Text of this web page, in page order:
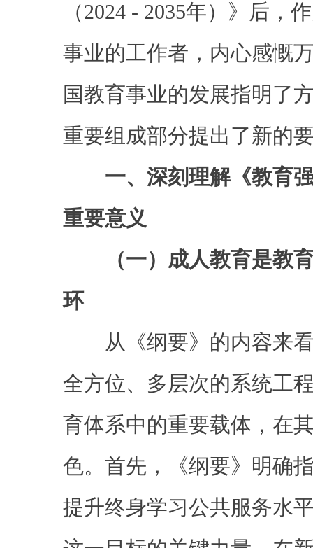
（2024 - 2035年）》后，
事业的工作者，内心感慨
国教育事业的发展指明了
重要组成部分提出了新的
一、深刻理解《教育
重要意义
（一）成人教育是教
环
从《纲要》的内容来看
全方位、多层次的系统工
育体系中的重要载体，在
色。首先，《纲要》明确
提升终身学习公共服务水